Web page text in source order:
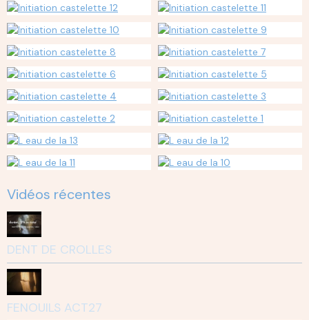
Vidéos récentes
DENT DE CROLLES
FENOUILS ACT27